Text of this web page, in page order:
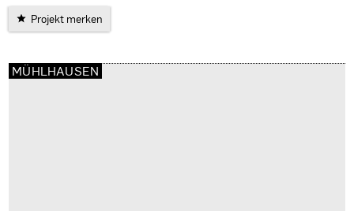
Projekt merken
MÜHLHAUSEN